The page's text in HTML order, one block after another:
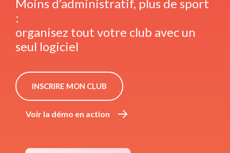
Moins d’administratif, plus de sport
:
organisez tout votre club avec un
seul logiciel
INSCRIRE MON CLUB
Voir la démo en action